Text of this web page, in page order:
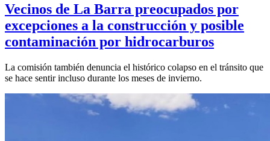
Vecinos de La Barra preocupados por
excepciones a la construcción y posible
contaminación por hidrocarburos
La comisión también denuncia el histórico colapso en el tránsito que
se hace sentir incluso durante los meses de invierno.